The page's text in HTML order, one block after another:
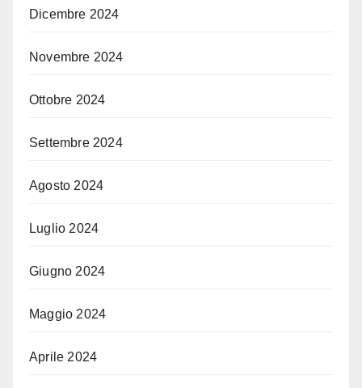
Dicembre 2024
Novembre 2024
Ottobre 2024
Settembre 2024
Agosto 2024
Luglio 2024
Giugno 2024
Maggio 2024
Aprile 2024